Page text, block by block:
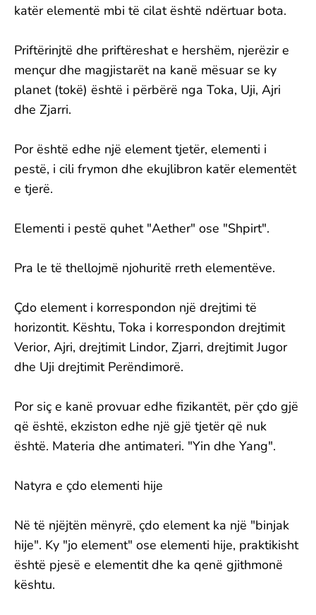
katër elementë mbi të cilat është ndërtuar bota.
Priftërinjtë dhe priftëreshat e hershëm, njerëzir e
mençur dhe magjistarët na kanë mësuar se ky
planet (tokë) është i përbërë nga Toka, Uji, Ajri
dhe Zjarri.
Por është edhe një element tjetër, elementi i
pestë, i cili frymon dhe ekujlibron katër elementët
e tjerë.
Elementi i pestë quhet "Aether" ose "Shpirt".
Pra le të thellojmë njohuritë rreth elementëve.
Çdo element i korrespondon një drejtimi të
horizontit. Kështu, Toka i korrespondon drejtimit
Verior, Ajri, drejtimit Lindor, Zjarri, drejtimit Jugor
dhe Uji drejtimit Perëndimorë.
Por siç e kanë provuar edhe fizikantët, për çdo gjë
që është, ekziston edhe një gjë tjetër që nuk
është. Materia dhe antimateri. "Yin dhe Yang".
Natyra e çdo elementi hije
Në të njëjtën mënyrë, çdo element ka një "binjak
hije". Ky "jo element" ose elementi hije, praktikisht
është pjesë e elementit dhe ka qenë gjithmonë
kështu.